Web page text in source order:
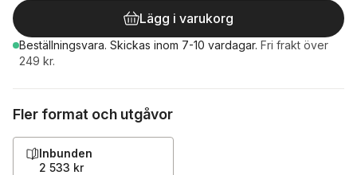
Lägg i varukorg
Beställningsvara. Skickas inom 7-10 vardagar. Fri frakt över
249 kr.
Fler format och utgåvor
Inbunden
2 533 kr